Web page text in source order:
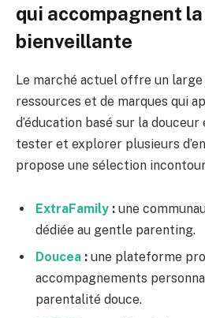
qui accompagnent
bienveillante
Le marché actuel offre un large
ressources et de marques qui
d’éducation basé sur la douceur
tester et explorer plusieurs
propose une sélection
ExtraFamily : une
dédiée au gentle parenting.
Doucea : une plateforme
accompagnements
parentalité douce.